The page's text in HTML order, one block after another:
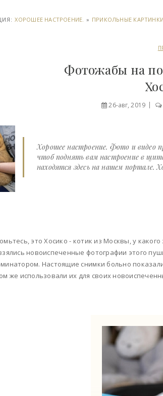
ХОРОШЕЕ НАСТРОЕНИЕ. » ПРИКОЛЬНЫЕ КАРТИНКИ
Фотожабы на
26-авг, 2019
Хорошее настроение. Фото и видео
чтоб поднять вам настроение в
находятся здесь на нашем портале.
это Хосико - котик из Москвы, у
новоиспеченные фотографии этого
Настоящие снимки больно
же использовали их для своих